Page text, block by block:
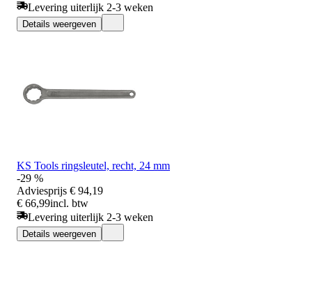
Levering uiterlijk 2-3 weken
Details weergeven
KS Tools ringsleutel, recht, 24 mm
-29 %
Adviesprijs € 94,19
€ 66,99incl. btw
Levering uiterlijk 2-3 weken
Details weergeven